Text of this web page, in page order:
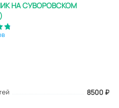
НА СУВОРОВСКОМ
8500 ₽